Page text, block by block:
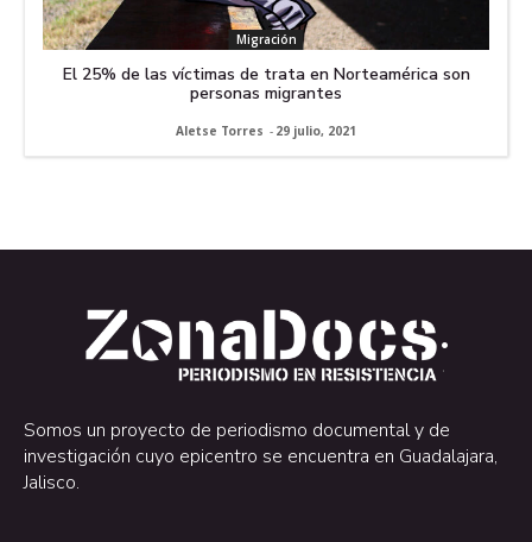
Migración
El 25% de las víctimas de trata en Norteamérica son
personas migrantes
Aletse Torres - 29 julio, 2021
.
.
Somos un proyecto de periodismo documental y de
investigación cuyo epicentro se encuentra en Guadalajara,
Jalisco.